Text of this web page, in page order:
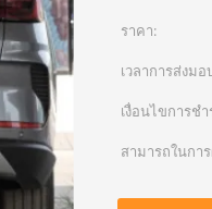
ราคา:
เวลาการส่งมอ
เงื่อนไขการชำ
สามารถในกา